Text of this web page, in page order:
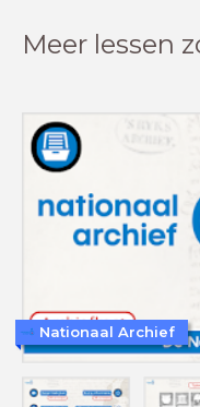
Meer lessen
Nationaal Archief